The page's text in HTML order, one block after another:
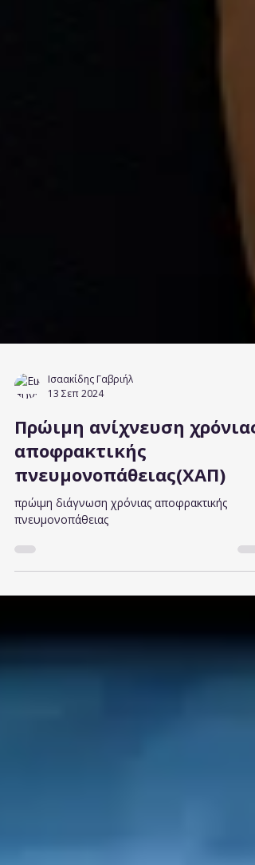
Ισαακίδης Γαβριήλ
13 Σεπ 2024
Πρώιμη ανίχνευση χρόνιας
αποφρακτικής
πνευμονοπάθειας(ΧΑΠ)
πρώιμη διάγνωση χρόνιας αποφρακτικής